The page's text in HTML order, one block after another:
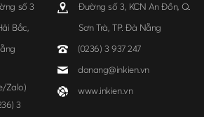
số 3
Bắc,
Zalo)
3
Đường số 3, KCN An Đồn, Q.
Sơn Trà, TP. Đà Nẵng
(0236) 3 937 247
danang@inkien.vn
www.inkien.vn